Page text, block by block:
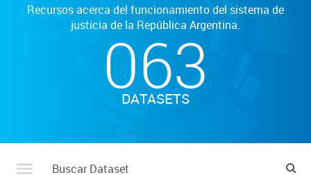
Recursos acerca del funcionamiento del sistema de
justicia de la República Argentina.
063
DATASETS